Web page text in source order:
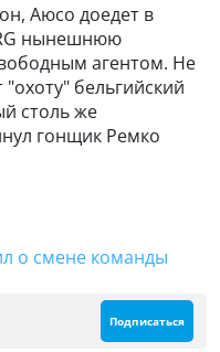
Аюсо доедет в
нынешнюю
агентом. Не
бельгийский
столь же
гонщик Ремко
о смене команды
Подписаться